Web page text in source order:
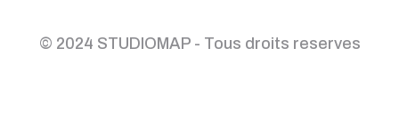
© 2024 STUDIOMAP - Tous droits reserves